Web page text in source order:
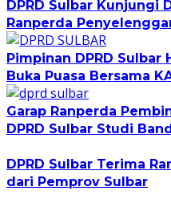
DPRD Sulbar Kunjungi
Ranperda
Pimpinan DPRD
Buka Puasa Bersama
Garap Ranperda
DPRD Sulbar Studi
DPRD Sulbar Terima
dari Pemprov Sulbar